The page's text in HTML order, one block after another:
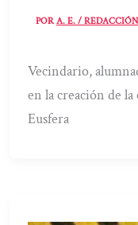
PORA. E. /
Vecindario,
en la creación de
Eusfera